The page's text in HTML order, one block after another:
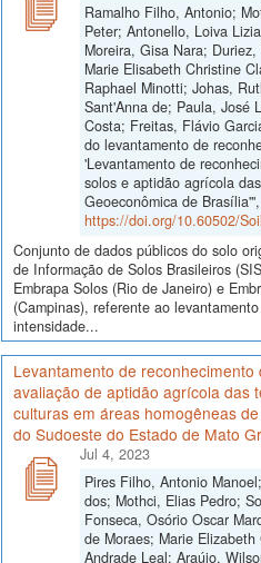
Ramalho Filho, Antonio;
Peter; Antonello, Loiva
Moreira, Gisa Nara;
Marie Elisabeth Christine
Raphael Minotti; Johas,
Sant'Anna de; Paula, José
Costa; Freitas, Flávio
do levantamento de
'Levantamento de
solos e aptidão agrícola
Geoeconômica de Brasília'",
https://doi.org/10.60502/
Conjunto de dados públicos do solo
de Informação de Solos Brasileiros
Embrapa Solos (Rio de Janeiro) e
(Campinas), referente ao
intensidade...
Levantamento de
avaliação de aptidão agrícola das
culturas em áreas homogêneas
do Sudoeste do Estado de Mato
Jul 4, 2023
Pires Filho, Antonio
dos; Mothci, Elias Pedro;
Fonseca, Osório Oscar
de Moraes; Marie
Andrade Leal; Araújo,